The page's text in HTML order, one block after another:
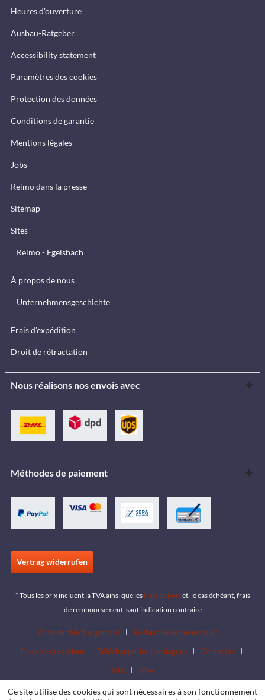
Heures d'ouverture
Ausbau-Ratgeber
Accessibility statement
Paramètres des cookies
Protection des données
Conditions de garantie
Mentions légales
Jobs
Reimo dans la presse
Sitemap
Sites
Reimo - Egelsbach
À propos de nous
Unternehmensgeschichte
Frais d'expédition
Droit de rétractation
Nous réalisons nos envois avec
Méthodes de paiement
Vertrag widerrufen
* Tous les prix incluent la TVA ainsi que lesfrais de portet, le cas échéant, frais
de remboursement, sauf indication contraire
Zone de téléchargement
Recherche de revendeurs
Devenir revendeur
Télécharger les catalogues
Contactez
Jobs
Sites
Ce site utilise des cookies qui sont nécessaires à son fonctionnement